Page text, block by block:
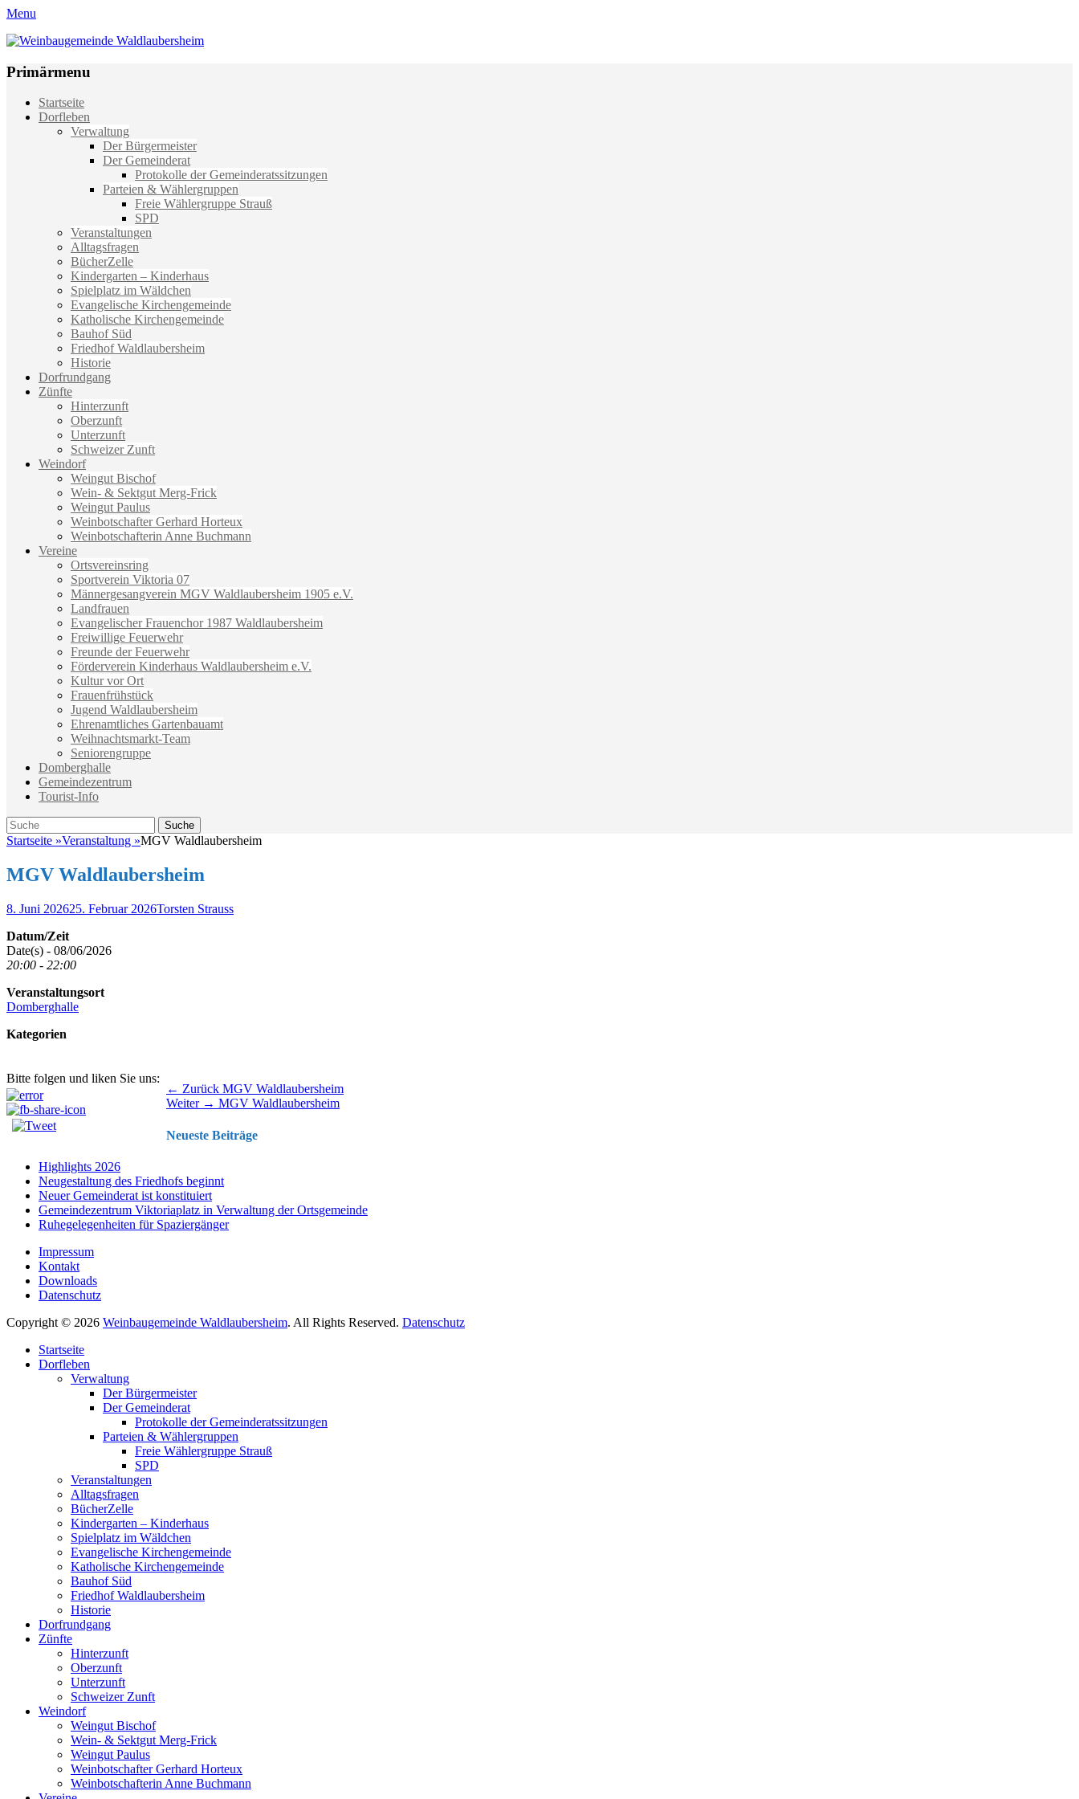
Menu
Weinbaugemeinde Waldlaubersheim
Primärmenu
Weiter
zum
Startseite
Dorfleben
Verwaltung
Der Bürgermeister
Der Gemeinderat
Protokolle der Gemeinderatssitzungen
Parteien & Wählergruppen
Freie Wählergruppe Strauß
SPD
Veranstaltungen
Alltagsfragen
BücherZelle
Kindergarten – Kinderhaus
Spielplatz im Wäldchen
Evangelische Kirchengemeinde
Katholische Kirchengemeinde
Bauhof Süd
Friedhof Waldlaubersheim
Historie
Dorfrundgang
Zünfte
Hinterzunft
Oberzunft
Unterzunft
Schweizer Zunft
Weindorf
Weingut Bischof
Wein- & Sektgut Merg-Frick
Weingut Paulus
Weinbotschafter Gerhard Horteux
Weinbotschafterin Anne Buchmann
Vereine
Ortsvereinsring
Sportverein Viktoria 07
Männergesangverein MGV Waldlaubersheim 1905 e.V.
Landfrauen
Evangelischer Frauenchor 1987 Waldlaubersheim
Freiwillige Feuerwehr
Freunde der Feuerwehr
Förderverein Kinderhaus Waldlaubersheim e.V.
Kultur vor Ort
Frauenfrühstück
Jugend Waldlaubersheim
Ehrenamtliches Gartenbauamt
Weihnachtsmarkt-Team
Seniorengruppe
Domberghalle
Gemeindezentrum
Tourist-Info
Suche
Suche
nach:
Startseite »Veranstaltung »MGV Waldlaubersheim
MGV Waldlaubersheim
Veröffentlicht
8. Juni 202625. Februar 2026Autor
Torsten Strauss
Datum/Zeit
Date(s) - 08/06/2026
20:00 - 22:00
Veranstaltungsort
Domberghalle
Kategorien
Bitte folgen und liken Sie uns:
Beitragsnavigation ← Zurück Vorhergehender
Beitrag:
MGV Waldlaubersheim
Weiter → Nächster
MGV Waldlaubersheim
Neueste Beiträge
Highlights 2026
Neugestaltung des Friedhofs beginnt
Neuer Gemeinderat ist konstituiert
Gemeindezentrum Viktoriaplatz in Verwaltung der Ortsgemeinde
Ruhegelegenheiten für Spaziergänger
Impressum
Kontakt
Downloads
Datenschutz
Copyright © 2026 Weinbaugemeinde Waldlaubersheim. All Rights Reserved. Datenschutz
oben
scrollen
Startseite
Dorfleben
Verwaltung
Der Bürgermeister
Der Gemeinderat
Protokolle der Gemeinderatssitzungen
Parteien & Wählergruppen
Freie Wählergruppe Strauß
SPD
Veranstaltungen
Alltagsfragen
BücherZelle
Kindergarten – Kinderhaus
Spielplatz im Wäldchen
Evangelische Kirchengemeinde
Katholische Kirchengemeinde
Bauhof Süd
Friedhof Waldlaubersheim
Historie
Dorfrundgang
Zünfte
Hinterzunft
Oberzunft
Unterzunft
Schweizer Zunft
Weindorf
Weingut Bischof
Wein- & Sektgut Merg-Frick
Weingut Paulus
Weinbotschafter Gerhard Horteux
Weinbotschafterin Anne Buchmann